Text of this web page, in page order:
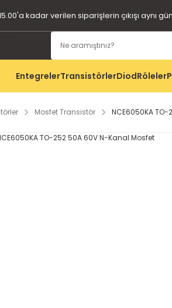
kadar verilen siparişlerin çıkışı aynı
EntegrelerTransistörlerDiodRöleler
Mosfet Transistör NCE6050KA